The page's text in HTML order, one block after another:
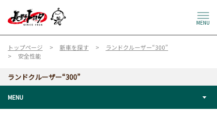
MENU
トップページ 新車を探す
ランドクルーザー“300”
安全性能
ランドクルーザー“300”
MENU